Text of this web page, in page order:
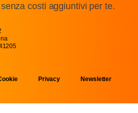
costi aggiuntivi per te.
Privacy Newsletter